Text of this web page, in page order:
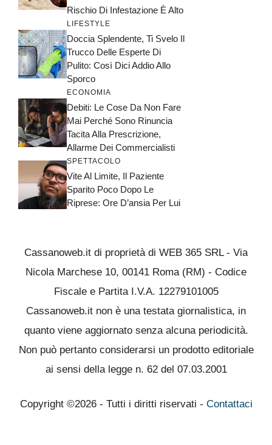
Rischio Di Infestazione È Alto
LIFESTYLE
Doccia Splendente, Ti Svelo Il
Trucco Delle Esperte Di
Pulito: Così Dici Addio Allo
Sporco
ECONOMIA
Debiti: Le Cose Da Non Fare
Mai Perché Sono Rinuncia
Tacita Alla Prescrizione,
Allarme Dei Commercialisti
SPETTACOLO
Vite Al Limite, Il Paziente
Sparito Poco Dopo Le
Riprese: Ore D’ansia Per Lui
Cassanoweb.it di proprietà di WEB 365 SRL - Via
Nicola Marchese 10, 00141 Roma (RM) - Codice
Fiscale e Partita I.V.A. 12279101005
Cassanoweb.it non è una testata giornalistica, in
quanto viene aggiornato senza alcuna periodicità.
Non può pertanto considerarsi un prodotto editoriale
ai sensi della legge n. 62 del 07.03.2001
Copyright ©2026 - Tutti i diritti riservati - Contattaci